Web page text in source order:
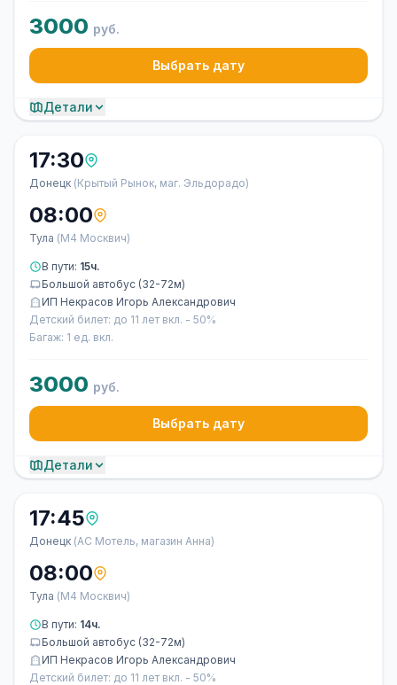
3000 руб.
Выбрать дату
Детали
17:30
Донецк (Крытый Рынок, маг. Эльдорадо)
08:00
Тула (М4 Москвич)
В пути: 15ч.
Большой автобус (32-72м)
ИП Некрасов Игорь Александрович
Детский билет: до 11 лет вкл. - 50%
Багаж: 1 ед. вкл.
3000 руб.
Выбрать дату
Детали
17:45
Донецк (АС Мотель, магазин Анна)
08:00
Тула (М4 Москвич)
В пути: 14ч.
Большой автобус (32-72м)
ИП Некрасов Игорь Александрович
Детский билет: до 11 лет вкл. - 50%